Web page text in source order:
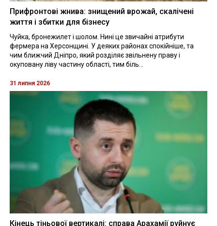
Прифронтові жнива: знищений врожай, скалічені
життя і збитки для бізнесу
Чуйка, бронежилет і шолом. Нині це звичайні атрибути
фермера на Херсонщині. У деяких районах спокійніше, та
чим ближчий Дніпро, який розділяє звільнену праву і
окуповану ліву частину області, тим біль...
31 липня 2026
Кінець тіньової вертикалі: справа Арахамії руйнує